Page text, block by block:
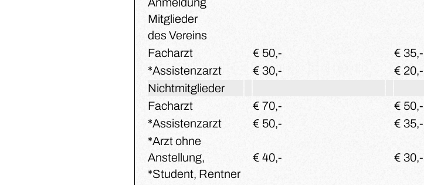
Mitglieder
des Vereins
Facharzt
€ 50,-
€ 35,-
*Assistenzarzt
€ 30,-
€ 20,-
Nichtmitglieder
Facharzt
€ 70,-
€ 50,-
*Assistenzarzt
€ 50,-
€ 35,-
*Arzt ohne
Anstellung,
*Student, Rentner
€ 40,- € 30,-